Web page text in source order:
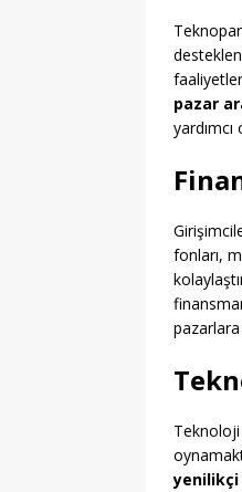
pazar
yardımcı
fonları,
pazarlara